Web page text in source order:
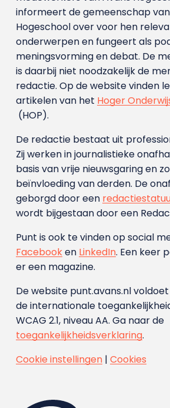
informeert de gemeenschap
Hogeschool over voor hen
onderwerpen en fungeert als
meningsvorming en debat. De
is daarbij niet noodzakelijk de
redactie. Op de website vinden
artikelen van het Hoger
(HOP).
De redactie bestaat uit
Zij werken in journalistieke
basis van vrije nieuwsgaring en
beïnvloeding van derden. De
geborgd door een
wordt bijgestaan door een
Punt is ook te vinden op social
Facebooken LinkedIn. Een keer
er een magazine.
De website punt.avans.nl
de internationale
WCAG 2.1, niveau AA. Ga naar de
toegankelijkheidsverklaring.
Cookie instellingen| Cookies